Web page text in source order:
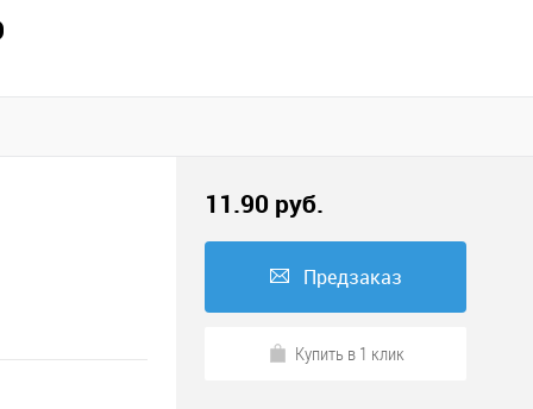
11.90 руб.
Предзаказ
Купить в 1 клик